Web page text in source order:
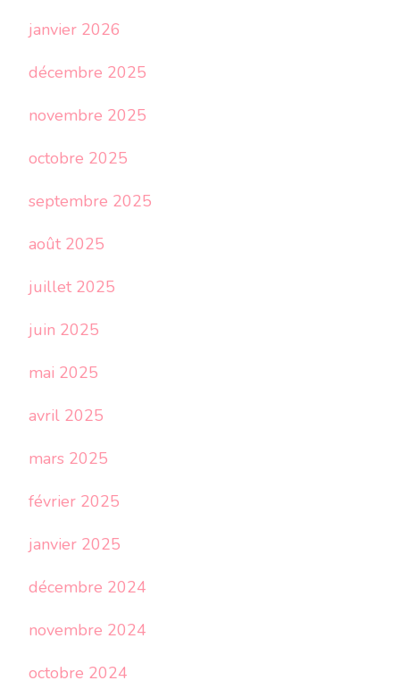
janvier 2026
décembre 2025
novembre 2025
octobre 2025
septembre 2025
août 2025
juillet 2025
juin 2025
mai 2025
avril 2025
mars 2025
février 2025
janvier 2025
décembre 2024
novembre 2024
octobre 2024